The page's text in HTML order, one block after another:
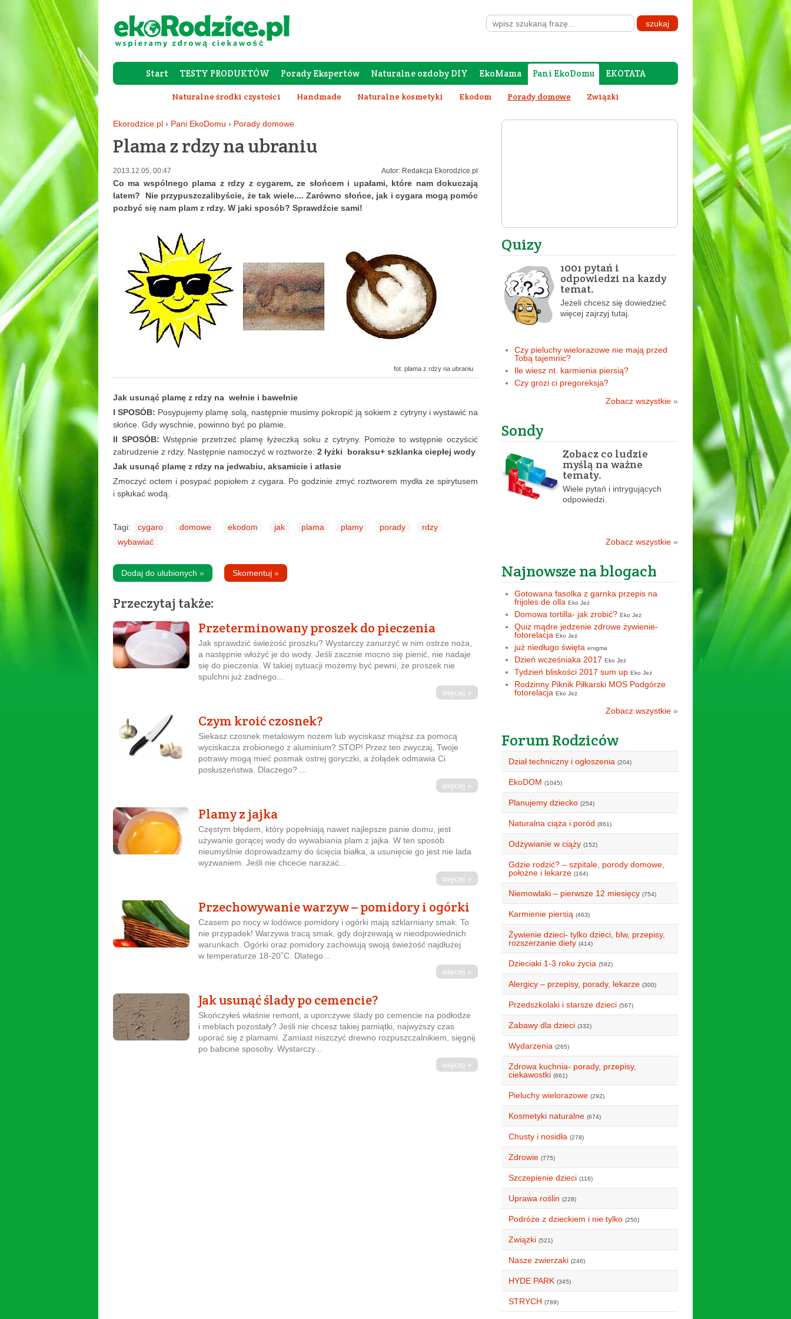
Start TESTY PRODUKTÓW Porady Ekspertów Naturalne ozdoby DIY EkoMama Pani EkoDomu EKOTATA
Forum Rodziców Galeria Szafing
Naturalne środki czystości Handmade Naturalne kosmetyki Ekodom Porady domowe Związki
Ekorodzice.pl › Pani EkoDomu › Porady domowe
Plama z rdzy na ubraniu
Autor: Redakcja Ekorodzice.pl
2013.12.05, 00:47
Co ma wspólnego plama z rdzy z cygarem, ze słońcem i upałami, które nam dokuczają
latem? Nie przypuszczalibyście, że tak wiele.... Zarówno słońce, jak i cygara mogą pomóc
pozbyć się nam plam z rdzy. W jaki sposób? Sprawdźcie sami!
fot. plama z rdzy na ubraniu
Jak usunąć plamę z rdzy na wełnie i bawełnie
I SPOSÓB: Posypujemy plamę solą, następnie musimy pokropić ją sokiem z cytryny i wystawić na
słońce. Gdy wyschnie, powinno być po plamie.
II SPOSÓB:Wstępnie przetrzeć plamę łyżeczką soku z cytryny. Pomoże to wstępnie oczyścić
zabrudzenie z rdzy. Następnie namoczyć w roztworze: 2 łyżki boraksu+ szklanka ciepłej wody
Jak usunąć plamę z rdzy na jedwabiu, aksamicie i atłasie
Zmoczyć octem i posypać popiołem z cygara. Po godzinie zmyć roztworem mydła ze spirytusem
i spłukać wodą.
Tagi: cygaro domowe ekodom jak plama plamy porady
rdzy
wybawiać
Dodaj do ulubionych » Skomentuj »
Przeczytaj także:
Przeterminowany proszek do pieczenia
Jak sprawdzić świeżość proszku? Wystarczy zanurzyć w nim ostrze noża,
a następnie włożyć je do wody. Jeśli zacznie mocno się pienić, nie nadaje
się do pieczenia. W takiej sytuacji możemy być pewni, że proszek nie
spulchni już żadnego...
więcej »
Czym kroić czosnek?
Siekasz czosnek metalowym nożem lub wyciskasz miąższ za pomocą
wyciskacza zrobionego z aluminium? STOP! Przez ten zwyczaj, Twoje
potrawy mogą mieć posmak ostrej goryczki, a żołądek odmawia Ci
posłuszeństwa. Dlaczego? ...
więcej »
Plamy z jajka
Częstym błędem, który popełniają nawet najlepsze panie domu, jest
używanie gorącej wody do wywabiania plam z jajka. W ten sposób
nieumyślnie doprowadzamy do ścięcia białka, a usunięcie go jest nie lada
wyzwaniem. Jeśli nie chcecie narażać...
więcej »
Przechowywanie warzyw – pomidory i ogórki
Czasem po nocy w lodówce pomidory i ogórki mają szklarniany smak. To
nie przypadek! Warzywa tracą smak, gdy dojrzewają w nieodpowiednich
warunkach. Ogórki oraz pomidory zachowują swoją świeżość najdłużej
w temperaturze 18-20˚C. Dlatego...
więcej »
Jak usunąć ślady po cemencie?
Skończyłeś właśnie remont, a uporczywe ślady po cemencie na podłodze
i meblach pozostały? Jeśli nie chcesz takiej pamiątki, najwyższy czas
uporać się z plamami. Zamiast niszczyć drewno rozpuszczalnikiem, sięgnij
po babcine sposoby. Wystarczy...
więcej »
Quizy
1001 pytań i
odpowiedzi na kazdy
temat.
Jeżeli chcesz się dowiedzieć
więcej zajrzyj tutaj.
Czy pieluchy wielorazowe nie mają przed
Tobą tajemnic?
Ile wiesz nt. karmienia piersią?
Czy grozi ci pregoreksja?
Zobacz wszystkie »
Sondy
Zobacz co ludzie
myślą na ważne
tematy.
Wiele pytań i intrygujących
odpowiedzi.
Zobacz wszystkie »
Najnowsze na blogach
Gotowana fasolka z garnka przepis na
frijoles de olla Eko Jeż
Domowa tortilla- jak zrobić? Eko Jeż
Quiz mądre jedzenie zdrowe żywienie-
fotorelacja Eko Jeż
już niedługo święta enigma
Dzień wcześniaka 2017 Eko Jeż
Tydzień bliskości 2017 sum up Eko Jeż
Rodzinny Piknik Piłkarski MOS Podgórze
fotorelacja Eko Jeż
Zobacz wszystkie »
Forum Rodziców
Dział techniczny i ogłoszenia (204)
EkoDOM (1045)
Planujemy dziecko (254)
Naturalna ciąża i poród (861)
Odżywianie w ciąży (152)
Gdzie rodzić? – szpitale, porody domowe,
położne i lekarze (164)
Niemowlaki – pierwsze 12 miesięcy (754)
Karmienie piersią (463)
Żywienie dzieci- tylko dzieci, blw, przepisy,
rozszerzanie diety (414)
Dzieciaki 1-3 roku życia (592)
Alergicy – przepisy, porady, lekarze (300)
Przedszkolaki i starsze dzieci (567)
Zabawy dla dzieci (332)
Wydarzenia (265)
Zdrowa kuchnia- porady, przepisy,
ciekawostki (661)
Pieluchy wielorazowe (292)
Kosmetyki naturalne (674)
Chusty i nosidła (278)
Zdrowie (775)
Szczepienie dzieci (116)
Uprawa roślin (228)
Podróże z dzieckiem i nie tylko (250)
Związki (521)
Nasze zwierzaki (246)
HYDE PARK (345)
STRYCH (789)